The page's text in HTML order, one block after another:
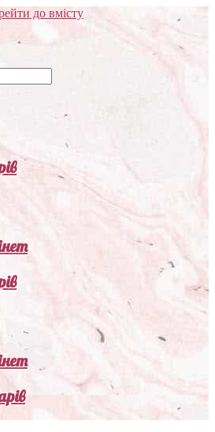
до вмісту